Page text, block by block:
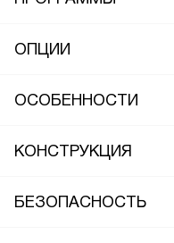
ОПЦИИ
ОСОБЕННОСТИ
КОНСТРУКЦИЯ
БЕЗОПАСНОСТЬ